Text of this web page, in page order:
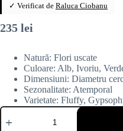
✓ Verificat de Raluca Ciobanu
235 lei
Natură: Flori uscate
Culoare: Alb, Ivoriu,
Dimensiuni: Diametru
Sezonalitate: Atemporal
Varietate: Fluffy,
Cantitate
Kit